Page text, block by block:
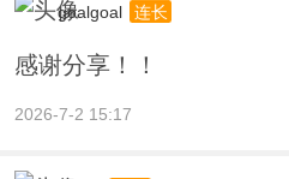
goalgoal 连长
感谢分享！！
2026-7-2 15:17